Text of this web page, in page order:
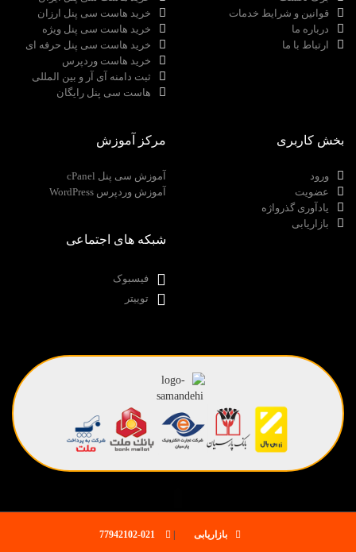
قوانین و شرایط خدمات
درباره ما
ارتباط با ما
خرید هاست سی پنل ارزان
خرید هاست سی پنل ویژه
خرید هاست سی پنل حرفه ای
خرید هاست وردپرس
ثبت دامنه آی آر و بین المللی
هاست سی پنل رایگان
بخش کاربری
ورود
عضویت
یادآوری گذرواژه
بازاریابی
مرکز آموزش
آموزش سی پنل cPanel
آموزش وردپرس WordPress
شبکه های اجتماعی
فیسبوک
توییتر
بازاریابی |